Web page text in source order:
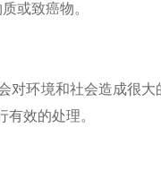
或致癌物。
环境和社会造成很大
效的处理。